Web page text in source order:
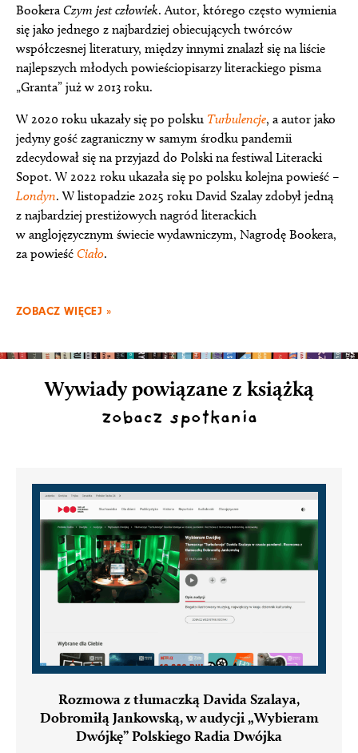
Bookera Czym jest człowiek. Autor, którego często wymienia
się jako jednego z najbardziej obiecujących twórców
współczesnej literatury, między innymi znalazł się na liście
najlepszych młodych powieściopisarzy literackiego pisma
„Granta” już w 2013 roku.
W 2020 roku ukazały się po polsku Turbulencje, a autor jako
jedyny gość zagraniczny w samym środku pandemii
zdecydował się na przyjazd do Polski na festiwal Literacki
Sopot. W 2022 roku ukazała się po polsku kolejna powieść –
Londyn. W listopadzie 2025 roku David Szalay zdobył jedną
z najbardziej prestiżowych nagród literackich
w anglojęzycznym świecie wydawniczym, Nagrodę Bookera,
za powieść Ciało.
ZOBACZ WIĘCEJ »
Wywiady powiązane z książką
zobacz spotkania
Rozmowa z tłumaczką Davida Szalaya,
Dobromiłą Jankowską, w audycji „Wybieram
Dwójkę” Polskiego Radia Dwójka